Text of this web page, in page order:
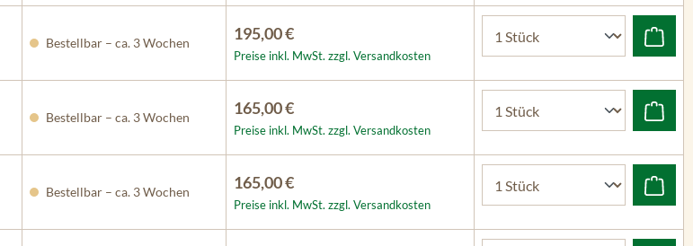
Bestellbar – ca. 3 Wochen 195,00 €
Preise inkl. MwSt. zzgl. Versandkosten
Bestellbar – ca. 3 Wochen 165,00 €
Preise inkl. MwSt. zzgl. Versandkosten
Bestellbar – ca. 3 Wochen 165,00 €
Preise inkl. MwSt. zzgl. Versandkosten